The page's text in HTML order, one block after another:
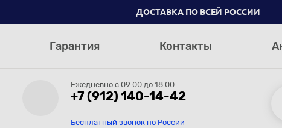
ДОСТАВКА ПО ВСЕЙ РОССИИ
Гарантия Контакты
Ежедневно с 09:00 до 18:00
+7 (912) 140-14-42
Бесплатный звонок по России